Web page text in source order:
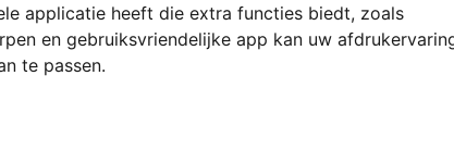
applicatie heeft die extra functies biedt, zoals
en gebruiksvriendelijke app kan uw
te passen.